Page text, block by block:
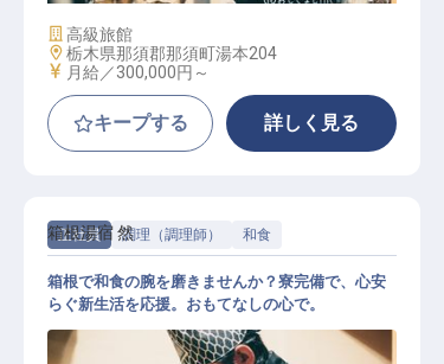
施設業態
高級旅館
勤務地
栃木県那須郡那須町湯本204
給与
月給／300,000円～
キープする 詳しく見る
正社員 調理（調理師） 和食
箱根湯宿 然
箱根で和食の腕を磨きませんか？寮完備で、心安
らぐ新生活を応援。おもてなしの心で。